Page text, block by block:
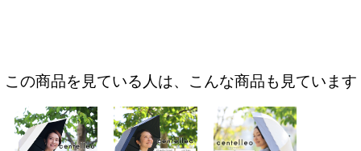
この商品を見ている人は、こんな商品も見ています